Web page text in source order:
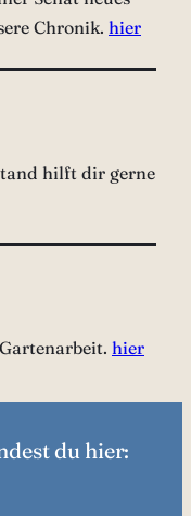
Chronik. hier
hilft dir gerne
hier
du hier: